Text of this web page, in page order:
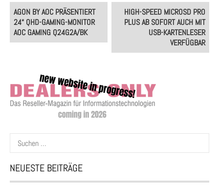
Post
navigation
AGON BY AOC PRÄSENTIERT
24“ QHD-GAMING-MONITOR
AOC GAMING Q24G2A/BK
HIGH-SPEED MICROSD PRO
PLUS AB SOFORT AUCH MIT
USB-KARTENLESER
VERFÜGBAR
Suchen
nach:
NEUESTE BEITRÄGE